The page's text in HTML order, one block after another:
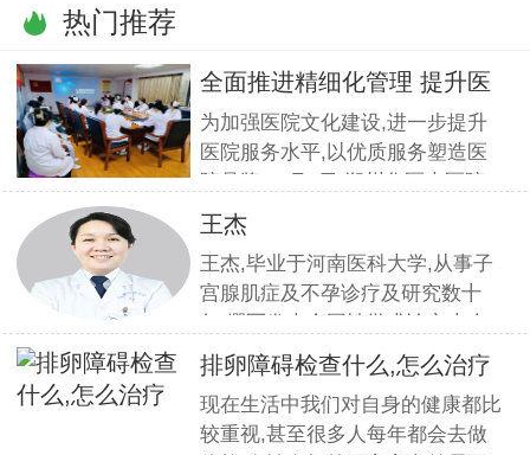
热门推荐
全面推进精细化管理 提升医
疗服
为加强医院文化建设,进一步提升
医院服务水平,以优质服务塑造医
院品牌,11月5日,郑州华医大医院
组织全员开展优质服务提升培训.
本期培训邀请到职业素养与服务设
计专家
王杰
王杰,毕业于河南医科大学,从事子
宫腺肌症及不孕诊疗及研究数十
年,撰写发表全国性学术论文十余
篇.对宫、腹腔镜等微创高科技技
术诊治子宫腺肌症、石女、子宫肌
瘤、女性不孕等妇科疑难杂症有一
套成熟完整的方案,深得患者好评!
排卵障碍检查什么,怎么治疗
现在生活中我们对自身的健康都比
较重视,甚至很多人每年都会去做